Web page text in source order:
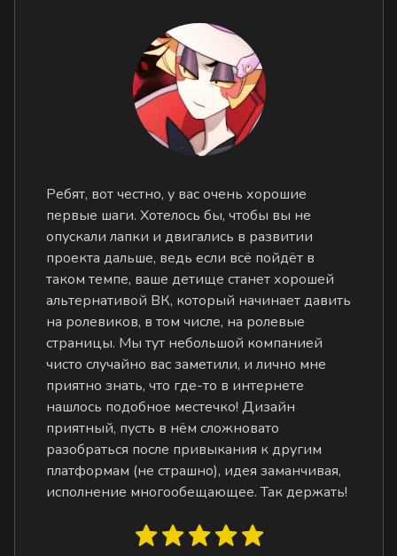
Ребят, вот честно, у вас очень хорошие
первые шаги. Хотелось бы, чтобы вы не
опускали лапки и двигались в развитии
проекта дальше, ведь если всё пойдёт в
таком темпе, ваше детище станет хорошей
альтернативой ВК, который начинает давить
на ролевиков, в том числе, на ролевые
страницы. Мы тут небольшой компанией
чисто случайно вас заметили, и лично мне
приятно знать, что где-то в интернете
нашлось подобное местечко! Дизайн
приятный, пусть в нём сложновато
разобраться после привыкания к другим
платформам (не страшно), идея заманчивая,
исполнение многообещающее. Так держать!